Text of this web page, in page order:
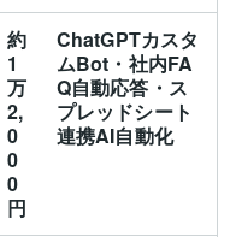
約
1
万
2,
0
0
0
円
ChatGPTカスタ
ムBot・社内FA
Q自動応答・ス
プレッドシート
連携AI自動化